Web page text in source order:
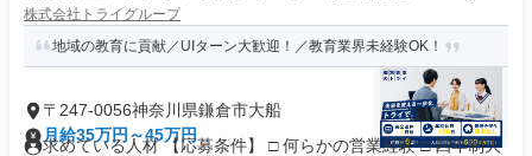
株式会社トライグループ
地域の教育に貢献／UIターン大歓迎！／教育業界未経験OK！
〒247-0056神奈川県鎌倉市大船
月給35万円～45万円
求めている人材 【応募条件】 □ 何らかの営業経験 □ 四年制大